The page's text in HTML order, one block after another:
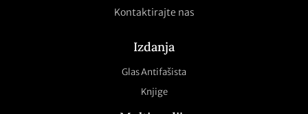
Kontaktirajte nas
Izdanja
Glas Antifašista
Knjige